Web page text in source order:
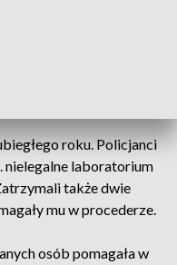
roku. Policjanci
laboratorium
także dwie
mu w procederze.
osób pomagała w